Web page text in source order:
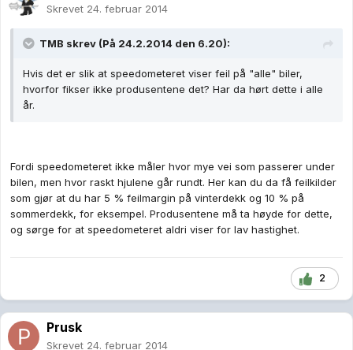
Skrevet 24. februar 2014
TMB skrev (På 24.2.2014 den 6.20):
Hvis det er slik at speedometeret viser feil på "alle" biler,
hvorfor fikser ikke produsentene det? Har da hørt dette i alle
år.
Fordi speedometeret ikke måler hvor mye vei som passerer under
bilen, men hvor raskt hjulene går rundt. Her kan du da få feilkilder
som gjør at du har 5 % feilmargin på vinterdekk og 10 % på
sommerdekk, for eksempel. Produsentene må ta høyde for dette,
og sørge for at speedometeret aldri viser for lav hastighet.
2
Prusk
Skrevet 24. februar 2014